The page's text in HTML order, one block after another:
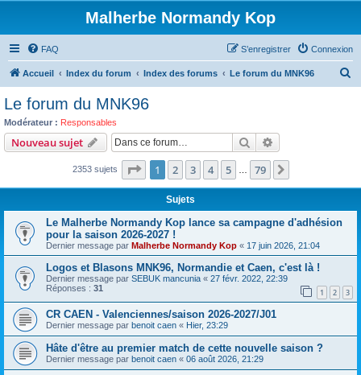
Malherbe Normandy Kop
FAQ Connexion
S’enregistrer
Accueil Index du forum Index des forums Le forum du MNK96
c
Le forum du MNK96
Modérateur : Responsables
Nouveau sujet Rechercher
2353 sujets Page 1sur79
1 2 3 4 5 79
Sujets
Le Malherbe Normandy Kop lance sa campagne d'adhésion
pour la saison 2026-2027 !
Dernier message par Malherbe Normandy Kop « 17 juin 2026, 21:04
Logos et Blasons MNK96, Normandie et Caen, c'est là !
Dernier message par SEBUK mancunia « 27 févr. 2022, 22:39
Réponses : 31 1 2 3
CR CAEN - Valenciennes/saison 2026-2027/J01
Dernier message par benoit caen « Hier, 23:29
Hâte d'être au premier match de cette nouvelle saison ?
Dernier message par benoit caen « 06 août 2026, 21:29